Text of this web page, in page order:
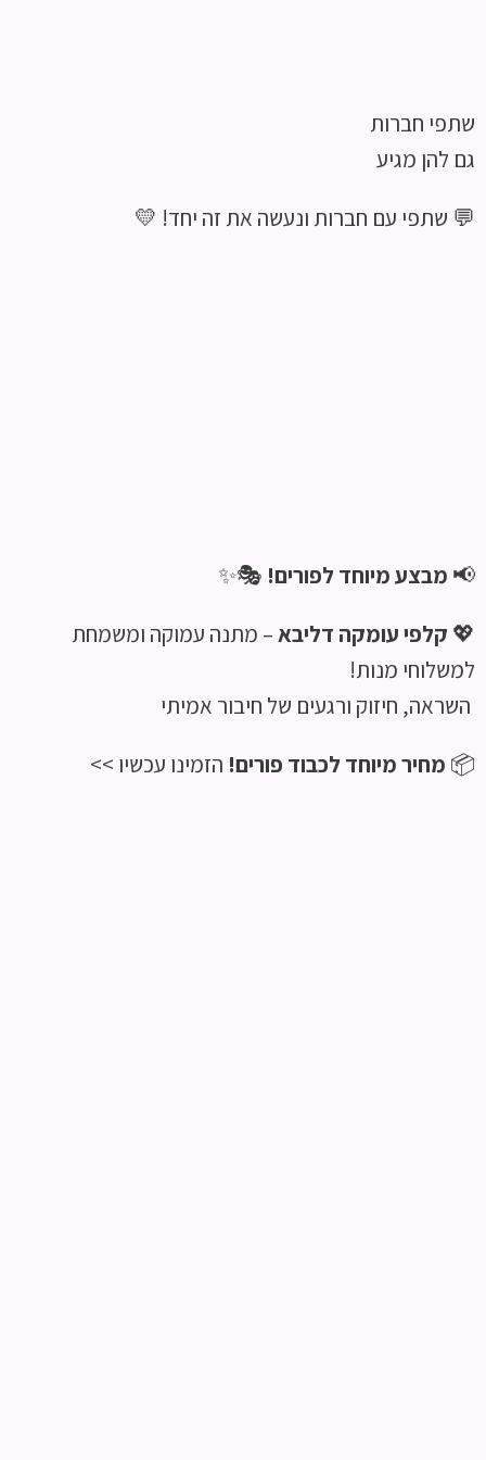
שתפי חברות
גם להן מגיע
💬 שתפי עם חברות ונעשה את זה יחד! 💛
📢 מבצע מיוחד לפורים! 🎭✨
💖 קלפי עומקה דליבא– מתנה עמוקה ומשמחת
למשלוחי מנות!
השראה, חיזוק ורגעים של חיבור אמיתי
📦 מחיר מיוחד לכבוד פורים! הזמינו עכשיו >>